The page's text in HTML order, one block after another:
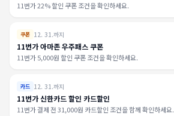
11번가 22% 할인 쿠폰 조건을 확인하세요.
쿠폰 12. 31.까지
11번가 아마존 우주패스 쿠폰
11번가 5,000원 할인 쿠폰 조건을 확인하세요.
카드 12. 31.까지
11번가 신한카드 할인 카드할인
11번가 결제 전 31,000원 카드할인 조건을 함께 확인하세요.